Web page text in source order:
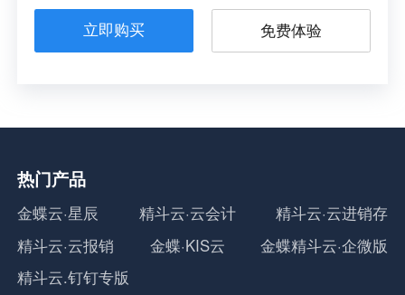
立即购买 免费体验
热门产品
金蝶云·星辰 精斗云·云会计
精斗云·云进销存
精斗云·云报销
金蝶·KIS云
金蝶精斗云·企微版
精斗云.钉钉专版